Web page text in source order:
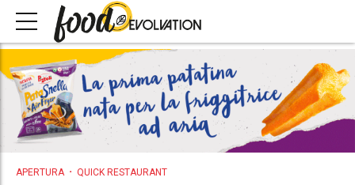
APERTURA QUICK RESTAURANT